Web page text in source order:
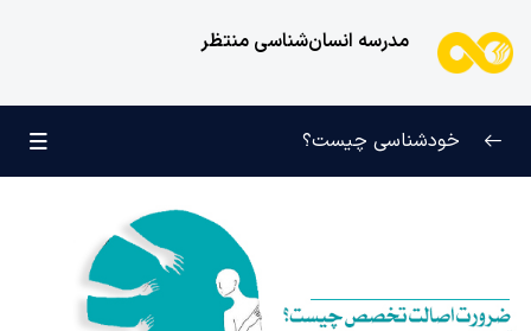
مدرسه انسان‌شناسی منتظر
کودک عزیز روان
خودشناسی چیست؟